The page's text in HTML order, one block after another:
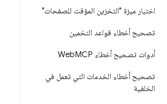
اختبار ميزة "التخزين المؤقت للصفحات"
تصحيح أخطاء قواعد التخمين
أدوات تصحيح أخطاء Web MCP
تصحيح أخطاء الخدمات التي تعمل في
الخلفية